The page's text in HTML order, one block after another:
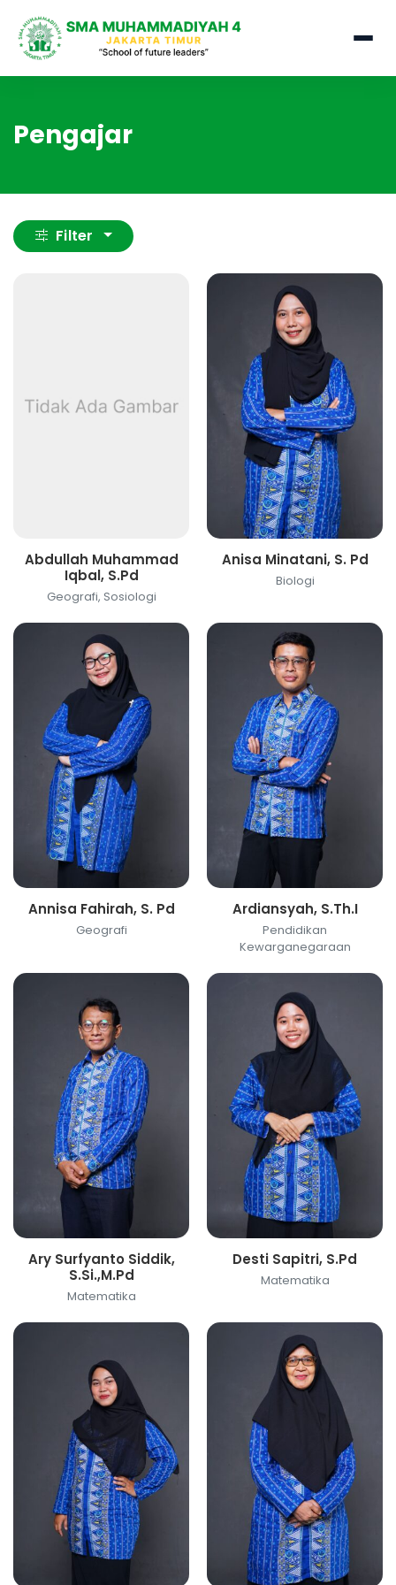
Pengajar
Filter
Abdullah Muhammad
Iqbal, S.Pd
Geografi, Sosiologi
Anisa Minatani, S. Pd
Biologi
Annisa Fahirah, S. Pd
Geografi
Ardiansyah, S.Th.I
Pendidikan
Kewarganegaraan
Ary Surfyanto Siddik,
S.Si.,M.Pd
Matematika
Desti Sapitri, S.Pd
Matematika